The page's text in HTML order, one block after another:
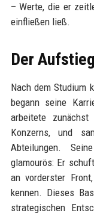
– Werte, die er
einfließen ließ.
Der
Nach dem Studium
begann seine
arbeitete
Konzerns, und
Abteilungen.
glamourös: Er
an vorderster
kennen. Dieses
strategischen